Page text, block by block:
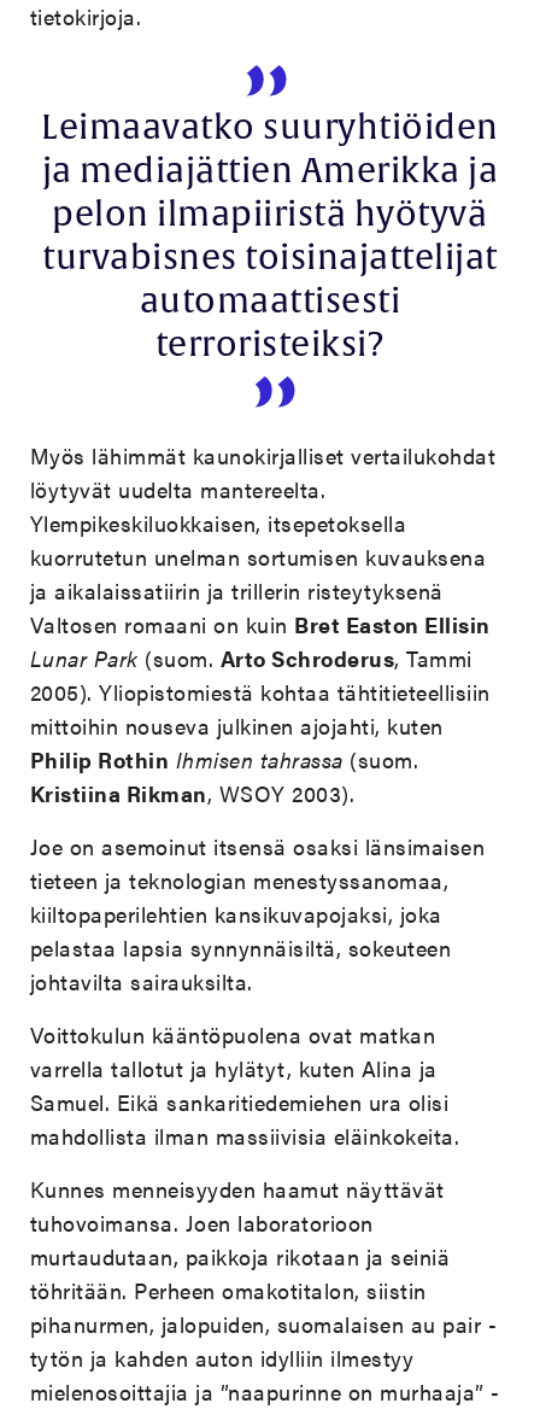
tietokirjoja.
Leimaavatko suuryhtiöiden
ja mediajättien Amerikka ja
pelon ilmapiiristä hyötyvä
turvabisnes toisinajattelijat
automaattisesti
terroristeiksi?
Myös lähimmät kaunokirjalliset vertailukohdat
löytyvät uudelta mantereelta.
Ylempikeskiluokkaisen, itsepetoksella
kuorrutetun unelman sortumisen kuvauksena
ja aikalaissatiirin ja trillerin risteytyksenä
Valtosen romaani on kuin Bret Easton Ellisin
Lunar Park (suom. Arto Schroderus, Tammi
2005). Yliopistomiestä kohtaa tähtitieteellisiin
mittoihin nouseva julkinen ajojahti, kuten
Philip Rothin Ihmisen tahrassa (suom.
Kristiina Rikman, WSOY 2003).
Joe on asemoinut itsensä osaksi länsimaisen
tieteen ja teknologian menestyssanomaa,
kiiltopaperilehtien kansikuvapojaksi, joka
pelastaa lapsia synnynnäisiltä, sokeuteen
johtavilta sairauksilta.
Voittokulun kääntöpuolena ovat matkan
varrella tallotut ja hylätyt, kuten Alina ja
Samuel. Eikä sankaritiedemiehen ura olisi
mahdollista ilman massiivisia eläinkokeita.
Kunnes menneisyyden haamut näyttävät
tuhovoimansa. Joen laboratorioon
murtaudutaan, paikkoja rikotaan ja seiniä
töhritään. Perheen omakotitalon, siistin
pihanurmen, jalopuiden, suomalaisen au pair -
tytön ja kahden auton idylliin ilmestyy
mielenosoittajia ja ”naapurinne on murhaaja” -